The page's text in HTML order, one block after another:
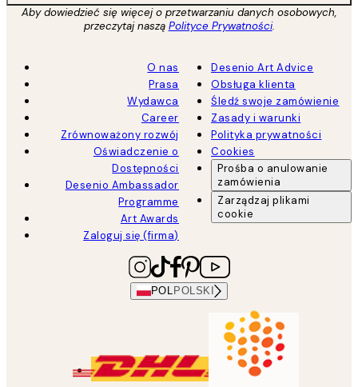
Aby dowiedzieć się więcej o przetwarzaniu danych osobowych,
przeczytaj naszą Polityce Prywatności.
O nas
Prasa
Wydawca
Career
Zrównoważony rozwój
Oświadczenie o
Dostępności
Desenio Ambassador
Programme
Art Awards
Zaloguj się (firma)
Desenio Art Advice
Obsługa klienta
Śledź swoje zamówienie
Zasady i warunki
Polityka prywatności
Cookies
Prośba o anulowanie
zamówienia
Zarządzaj plikami
cookie
POL POLSKI